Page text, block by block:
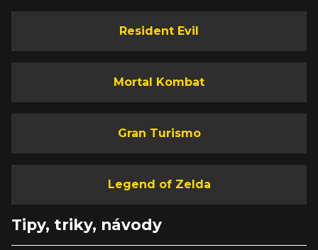
Resident Evil
Mortal Kombat
Gran Turismo
Legend of Zelda
Tipy, triky, návody